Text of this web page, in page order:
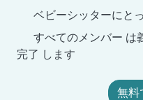
ベビーシッターにと
すべてのメンバー は
完了 します
無料